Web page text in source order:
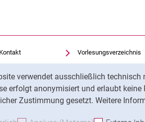
verwendet ausschließlich
erfolgt anonymisiert und erlaubt
Zustimmung gesetzt. Weitere
suchen
Vorlesungsverzeichnis
Uni-Bibliothek
Moodle
Panopto